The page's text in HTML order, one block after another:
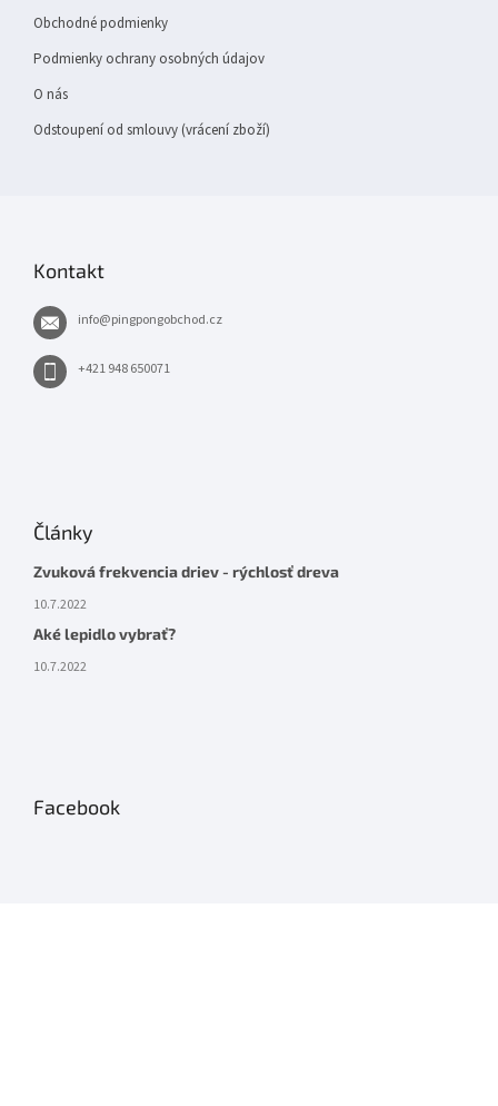
Obchodné podmienky
Podmienky ochrany osobných údajov
O nás
Odstoupení od smlouvy (vrácení zboží)
Kontakt
info@pingpongobchod.cz
+421 948 650071
Články
Zvuková frekvencia driev - rýchlosť dreva
10.7.2022
Aké lepidlo vybrať?
10.7.2022
Facebook